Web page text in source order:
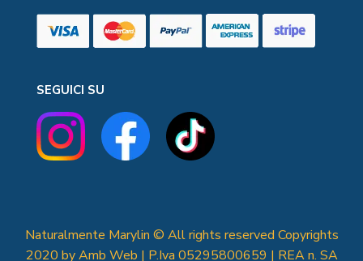
SEGUICI SU
Naturalmente Marylin © All rights reserved Copyrights
2020 by Amb Web | P.Iva 05295800659 | REA n. SA